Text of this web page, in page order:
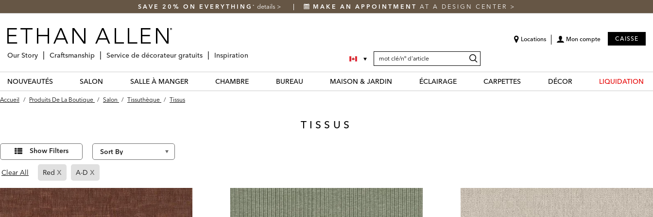
SAVE 20% ON EVERYTHING * details > MAKE AN APPOINTMENT AT A DESIGN CENTER >
Locations Mon compte CAISSE
SEARCH
CATALOG
Search
Catalog
Our Story Craftsmanship Service de décorateur gratuits Inspiration
NOUVEAUTÉS SALON SALLE À MANGER CHAMBRE BUREAU MAISON & JARDIN ÉCLAIRAGE CARPETTES DÉCOR LIQUIDATION
Accueil / Produits De La Boutique / Salon / Tissuthèque / Tissus
TISSUS
Affiner
résultats
par :
5
Results Show Filters
Clear All Red x
Refined
By
Red
A-D x
Refined
By
D